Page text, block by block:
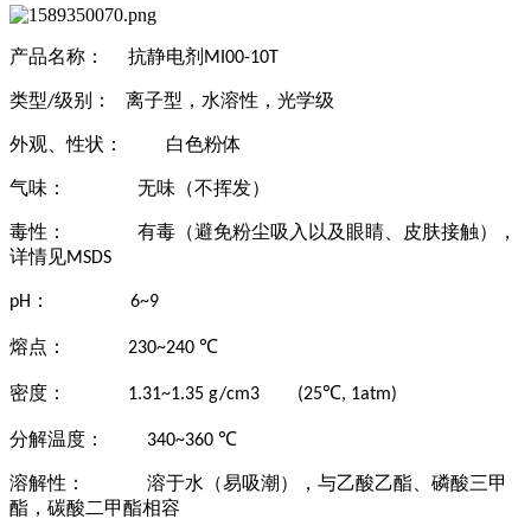
产品名称： 抗静电剂 MI00-10T
类型/级别： 离子型，水溶性，光学级
外观、性状： 白色粉体
气味： 无味（不挥发）
毒性：
有毒（避免粉尘吸入以及眼睛、皮肤接触），
详情见MSDS
pH ： 6~9
熔点： 230~240 ℃
密度： 1.31~1.35 g/cm3 (25℃, 1atm)
分解温度： 340~360 ℃
溶解性：
溶于水（易吸潮），与乙酸乙酯、磷酸三甲
酯，碳酸二甲酯相容